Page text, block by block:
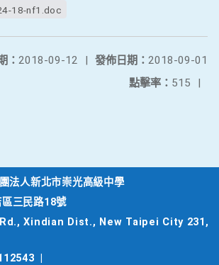
18-nf1.doc
發佈日期： 2018-09-01
： 2018-09-12
|
點擊率： 515 |
法人新北市崇光高級中學
三民路18號
Xindian Dist., New Taipei City 231,